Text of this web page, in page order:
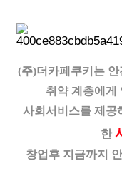
(주)더카페쿠키는
취약 계층에게
사회서비스를 제공
한
창업후 지금까지